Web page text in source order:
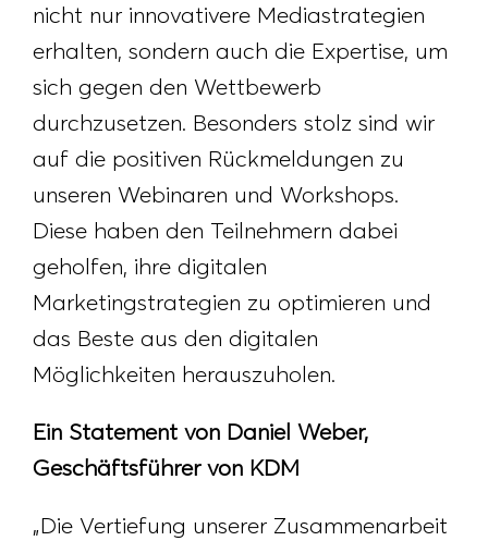
nicht nur innovativere Mediastrategien
erhalten, sondern auch die Expertise, um
sich gegen den Wettbewerb
durchzusetzen. Besonders stolz sind wir
auf die positiven Rückmeldungen zu
unseren Webinaren und Workshops.
Diese haben den Teilnehmern dabei
geholfen, ihre digitalen
Marketingstrategien zu optimieren und
das Beste aus den digitalen
Möglichkeiten herauszuholen.
Ein Statement von Daniel Weber,
Geschäftsführer von KDM
„Die Vertiefung unserer Zusammenarbeit